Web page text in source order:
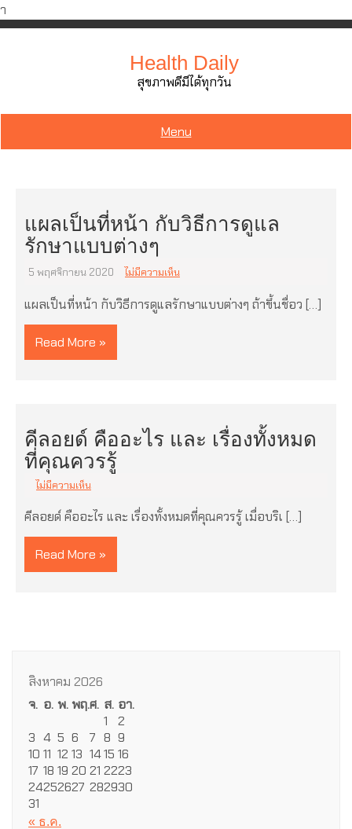
ำ
Skip
Health Daily
สุขภาพดีมีได้ทุกวัน
Menu
แผลเป็นที่หน้า กับวิธีการดูแล
รักษาแบบต่างๆ
5 พฤศจิกายน 2020 ไม่มีความเห็น
แผลเป็นที่หน้า กับวิธีการดูแลรักษาแบบต่างๆ ถ้าขึ้นชื่อว […]
Read More »
คีลอยด์ คืออะไร และ เรื่องทั้งหมด
ที่คุณควรรู้
ไม่มีความเห็น
คีลอยด์ คืออะไร และ เรื่องทั้งหมดที่คุณควรรู้ เมื่อบริเ […]
Read More »
สิงหาคม 2026
จ. อ. พ.พฤ.ศ. ส. อา.
1
2
3 4 5 6 7 8 9
10 11 12 13 1415 16
17 18 19 20 21 2223
24252627 282930
31
« ธ.ค.